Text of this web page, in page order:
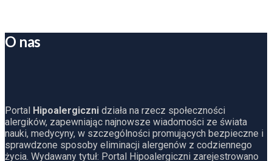
O nas
Portal Hipoalergiczni działa na rzecz społeczności
alergików, zapewniając najnowsze wiadomości ze świata
nauki, medycyny, w szczególności promujących bezpieczne i
sprawdzone sposoby eliminacji alergenów z codziennego
życia. Wydawany tytuł: Portal Hipoalergiczni zarejestrowano